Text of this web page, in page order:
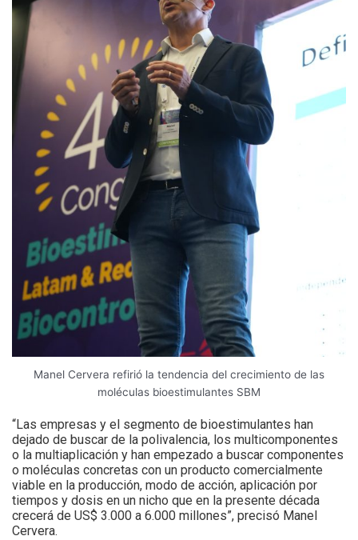
Manel Cervera refirió la tendencia del crecimiento de las
moléculas bioestimulantes SBM
“Las empresas y el segmento de bioestimulantes han
dejado de buscar de la polivalencia, los multicomponentes
o la multiaplicación y han empezado a buscar componentes
o moléculas concretas con un producto comercialmente
viable en la producción, modo de acción, aplicación por
tiempos y dosis en un nicho que en la presente década
crecerá de US$ 3.000 a 6.000 millones”, precisó Manel
Cervera.